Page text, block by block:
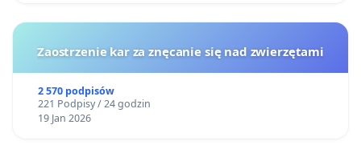
Zaostrzenie kar za znęcanie się nad zwierzętami
2 570 podpisów
221 Podpisy / 24 godzin
19 Jan 2026